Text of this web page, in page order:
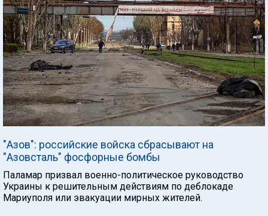
"Азов": российские войска сбрасывают на
"Азовсталь" фосфорные бомбы
Паламар призвал военно-политическое руководство
Украины к решительным действиям по деблокаде
Мариуполя или эвакуации мирных жителей.